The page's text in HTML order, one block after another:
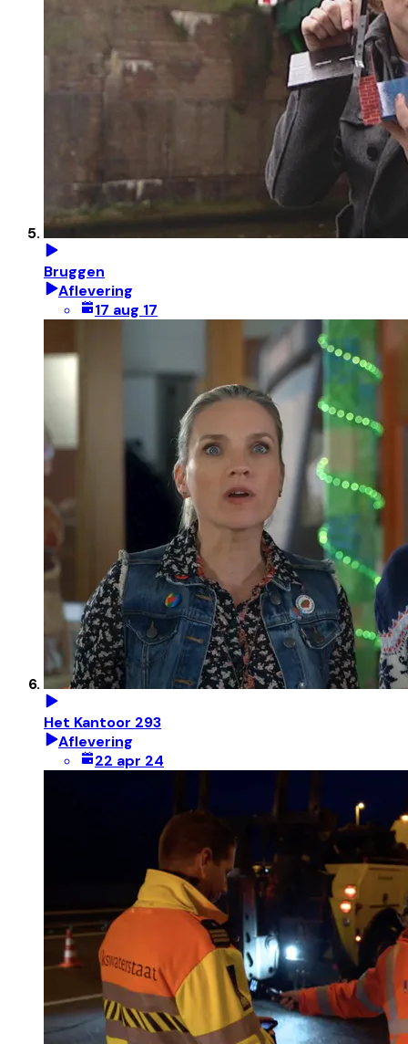
Bruggen
Aflevering
17 aug 17
Het Kantoor 293
Aflevering
22 apr 24